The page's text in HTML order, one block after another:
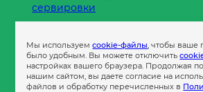
сервировки
Пленка
Мы используемcookie-файлы, чтобы ваше
было удобным. Вы можете отключить
настройках вашего браузера. Продолжая
нашим сайтом, вы даете согласие на
файлов и обработку перечисленных в